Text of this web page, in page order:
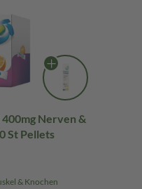
Nerven &
Vital Orange 30 St Pellets
& Knochen